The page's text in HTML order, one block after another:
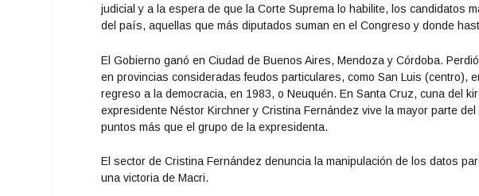
judicial y a la espera de que la Corte Suprema lo habilite, los candidatos
del país, aquellas que más diputados suman en el Congreso y donde
El Gobierno ganó en Ciudad de Buenos Aires, Mendoza y Córdoba.
en provincias consideradas feudos particulares, como San Luis (centro),
regreso a la democracia, en 1983, o Neuquén. En Santa Cruz, cuna del
expresidente Néstor Kirchner y Cristina Fernández vive la mayor parte
puntos más que el grupo de la expresidenta.
El sector de Cristina Fernández denuncia la manipulación de los datos
una victoria de Macri.